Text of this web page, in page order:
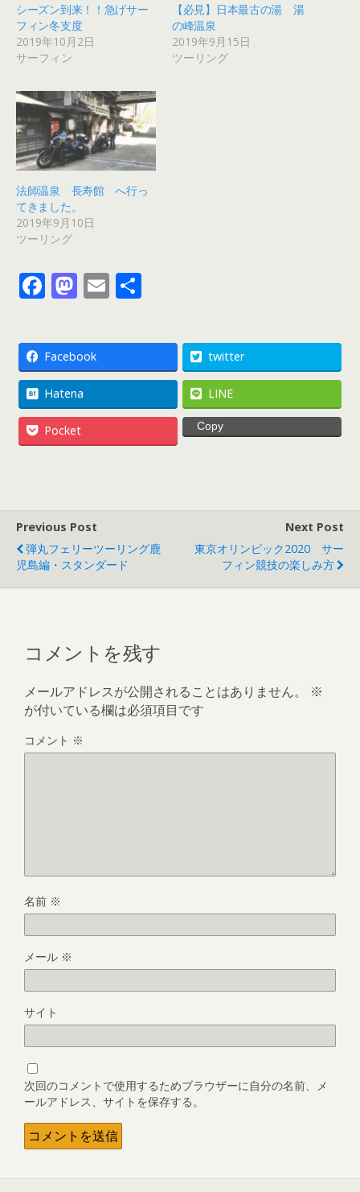
シーズン到来！！急げサー
フィン冬支度
2019年10月2日
サーフィン
【必見】日本最古の湯 湯
の峰温泉
2019年9月15日
ツーリング
法師温泉 長寿館 へ行っ
てきました。
2019年9月10日
ツーリング
F
e
b
o
o
k
M
to
d
o
n
E
ai
l
Facebook twitter
Hatena LINE
Pocket Copy
Previous Post
弾丸フェリーツーリング鹿
児島編・スタンダード
Next Post
東京オリンピック2020 サー
フィン競技の楽しみ方
コメントを残す
メールアドレスが公開されることはありません。
※
が付いている欄は必須項目です
コメント ※
名前 ※
メール ※
サイト
次回のコメントで使用するためブラウザーに自分の名前、メ
ールアドレス、サイトを保存する。